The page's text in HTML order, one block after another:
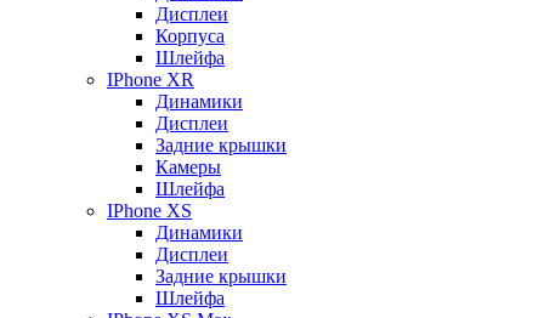
Дисплеи
Корпуса
Шлейфа
IPhone XR
Динамики
Дисплеи
Задние крышки
Камеры
Шлейфа
IPhone XS
Динамики
Дисплеи
Задние крышки
Шлейфа